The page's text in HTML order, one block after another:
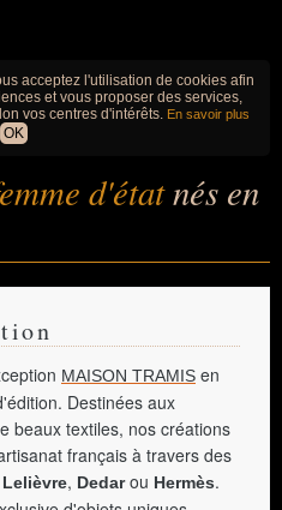
acceptez l'utilisation de cookies afin
et vous proposer des services,
vos centres d'intérêts. En savoir plus
OK
d'étatnés en
MAISON TRAMIS en
Destinées aux
beaux textiles, nos créations
français à travers des
Lelièvre, Dedarou Hermès.